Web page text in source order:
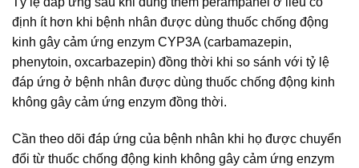
định ít hơn khi bệnh nhân được dùng thuốc chống động
kinh gây cảm ứng enzym CYP3A (carbamazepin,
phenytoin, oxcarbazepin) đồng thời khi so sánh với tỷ lệ
đáp ứng ở bệnh nhân được dùng thuốc chống động kinh
không gây cảm ứng enzym đồng thời.
Cần theo dõi đáp ứng của bệnh nhân khi họ được chuyển
đổi từ thuốc chống động kinh không gây cảm ứng enzym